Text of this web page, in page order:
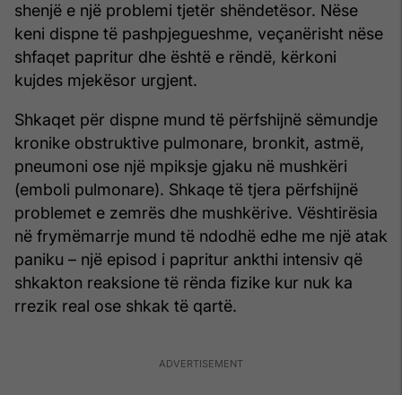
shenjë e një problemi tjetër shëndetësor. Nëse
keni dispne të pashpjegueshme, veçanërisht nëse
shfaqet papritur dhe është e rëndë, kërkoni
kujdes mjekësor urgjent.
Shkaqet për dispne mund të përfshijnë sëmundje
kronike obstruktive pulmonare, bronkit, astmë,
pneumoni ose një mpiksje gjaku në mushkëri
(emboli pulmonare). Shkaqe të tjera përfshijnë
problemet e zemrës dhe mushkërive. Vështirësia
në frymëmarrje mund të ndodhë edhe me një atak
paniku – një episod i papritur ankthi intensiv që
shkakton reaksione të rënda fizike kur nuk ka
rrezik real ose shkak të qartë.